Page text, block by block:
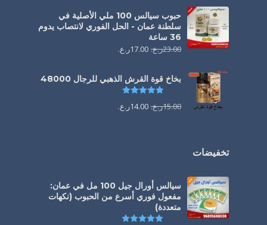
حبوب سيالس 100 ملي الأصلية في
سلطنة عمان - الحل الفوري لانتصاب يدوم
36 ساعة
23.00ر.ع. 17.00ر.ع.
بخاخ قوة القرش الذهبي للرجال 48000
تم التقييم
15.00ر.ع. 14.00ر.ع.
تخفيضات
سيالس أورال جيل 100 مل في عمان:
مفعول فوري أسرع من الحبوب (نكهات
متعددة)